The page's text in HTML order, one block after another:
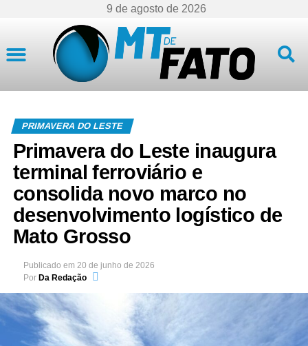
9 de agosto de 2026
PRIMAVERA DO LESTE
Primavera do Leste inaugura
terminal ferroviário e
consolida novo marco no
desenvolvimento logístico de
Mato Grosso
Publicado em 20 de junho de 2026
Por Da Redação